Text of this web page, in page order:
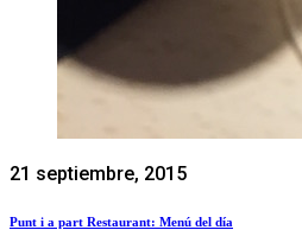
21 septiembre, 2015
Punt i a part Restaurant: Menú del día